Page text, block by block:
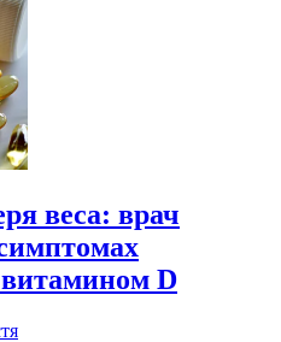
веса: врач
D